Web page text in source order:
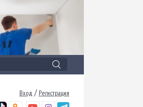
Вход / Регистрация